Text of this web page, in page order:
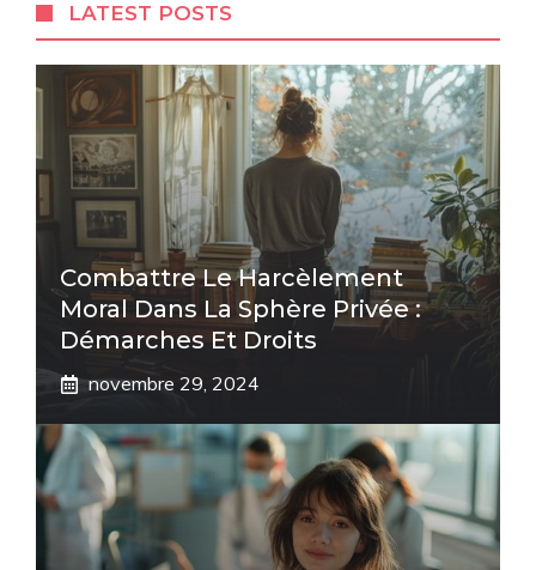
LATEST POSTS
Combattre Le Harcèlement
Moral Dans La Sphère Privée :
Démarches Et Droits
novembre 29, 2024